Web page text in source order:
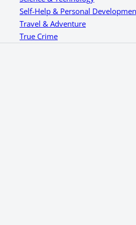
Self-Help & Personal
Travel & Adventure
True Crime